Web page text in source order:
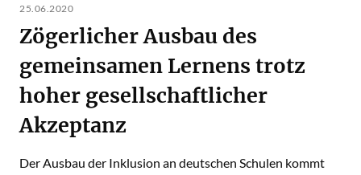
25.06.2020
Zögerlicher Ausbau des
gemeinsamen Lernens trotz
hoher gesellschaftlicher
Akzeptanz
Der Ausbau der Inklusion an deutschen Schulen kommt